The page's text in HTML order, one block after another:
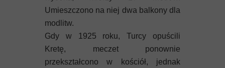
Umieszczono na niej dwa balkony dla
modlitw.
Gdy w 1925 roku, Turcy opuścili
Kretę, meczet ponownie
przekształcono w kościół, jednak